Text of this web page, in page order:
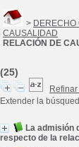
> DERECHO
CAUSALIDAD
RELACIÓN DE
(25)
Extender la
La admisión
respecto de la